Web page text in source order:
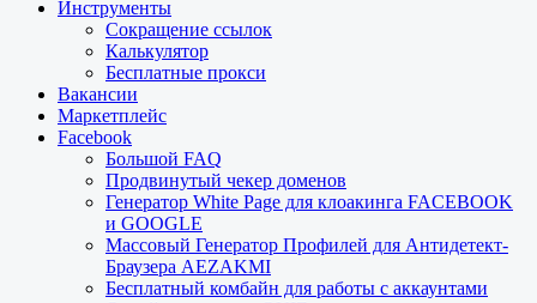
Инструменты
Сокращение ссылок
Калькулятор
Бесплатные прокси
Вакансии
Маркетплейс
Facebook
Большой FAQ
Продвинутый чекер доменов
Генератор White Page для клоакинга FACEBOOK
и GOOGLE
Массовый Генератор Профилей для Антидетект-
Браузера AEZAKMI
Бесплатный комбайн для работы с аккаунтами